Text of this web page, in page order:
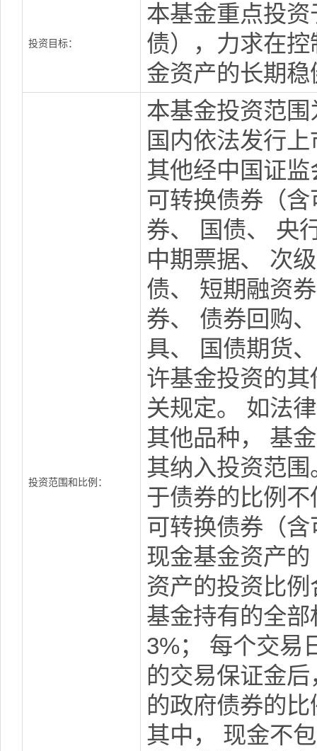
投资目标：
本基金重点投
债），力求在
金资产的长期
投资范围和比例：
本基金投资范
国内依法发行
其他经中国证
可转换债券（
券、 国债、 央
中期票据、 次
债、 短期融资
券、 债券回购
具、 国债期货
许基金投资的
关规定。 如法
其他品种， 基
其纳入投资范
于债券的比例
可转换债券（
现金基金资产
资产的投资比
基金持有的全
3%； 每个交易
的交易保证金
的政府债券的
其中， 现金不